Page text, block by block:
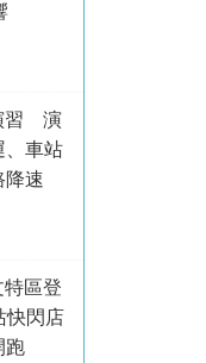
習 演
、車站
降速
區登
閃店
跑